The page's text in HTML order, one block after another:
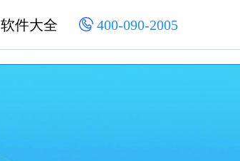
软件大全 400-090-2005